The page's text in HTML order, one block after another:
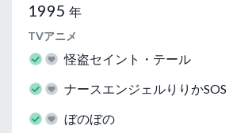
1995 年
TVアニメ
怪盗セイント・テール
ナースエンジェルりりかSOS
ぼのぼの